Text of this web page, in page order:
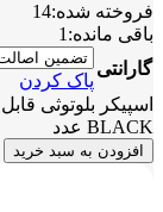
فروخته شده:14
باقی مانده: 1
گارانتی
پاک کردن
BLACK عدد
افزودن به سبد خرید